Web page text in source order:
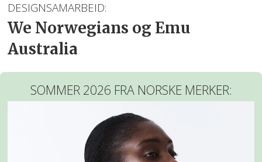
DESIGNSAMARBEID:
We Norwegians og Emu
Australia
SOMMER 2026 FRA NORSKE MERKER: